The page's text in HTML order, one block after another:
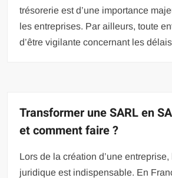
trésorerie est d’une importance
les entreprises. Par ailleurs, toute
d’être vigilante concernant les
Transformer une SARL en
et comment faire ?
Lors de la création d’une
juridique est indispensable. En